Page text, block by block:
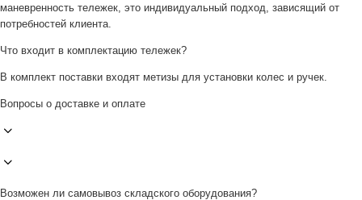
маневренность тележек, это индивидуальный подход, зависящий от
потребностей клиента.
Что входит в комплектацию тележек?
В комплект поставки входят метизы для установки колес и ручек.
Вопросы о доставке и оплате
Возможен ли самовывоз складского оборудования?